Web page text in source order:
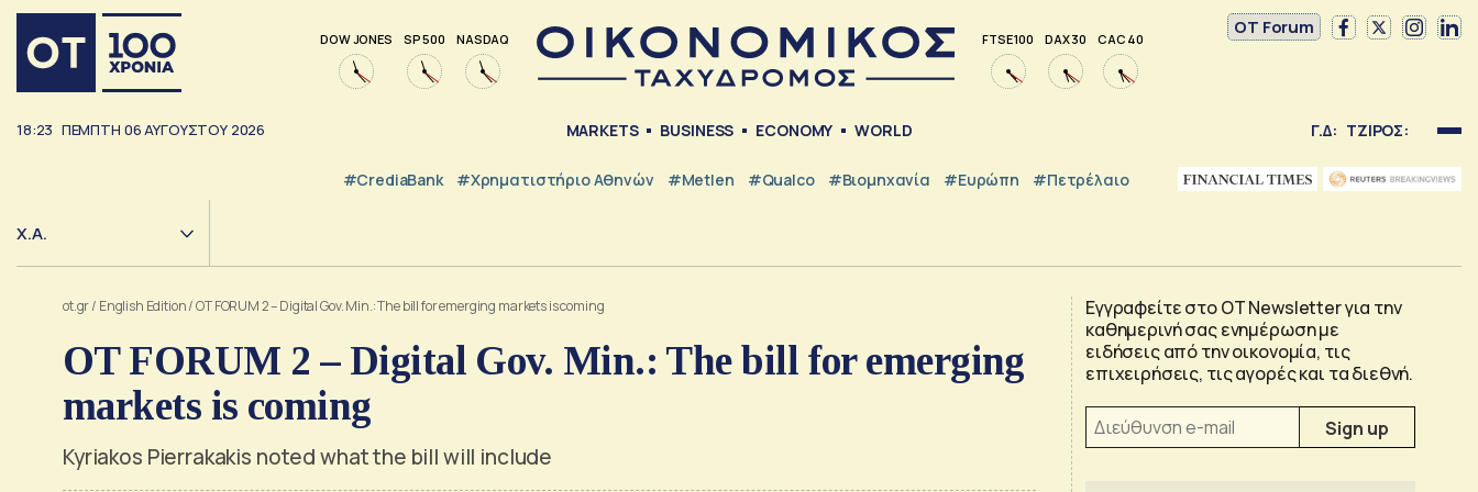
DOW JONES SP 500 NASDAQ FTSE 100 DAX 30 CAC 40
OT Forum
18:23 ΠΕΜΠΤΗ 06ΑΥΓΟΥΣΤΟΥ 2026 MARKETS BUSINESS ECONOMY WORLD Γ.Δ: ΤΖΙΡΟΣ:
#CrediaBank #Χρηματιστήριο Αθηνών #metlen #Qualco #Βιομηχανία #Ευρώπη #Πετρέλαιο
Χ.Α.
ot.gr/ English Edition/OT FORUM 2 – Digital Gov. Min.: The bill for emerging markets is coming
OT FORUM 2 – Digital Gov. Min.: The bill for emerging
markets is coming
Kyriakos Pierrakakis noted what the bill will include
Εγγραφείτε στο OT Newsletter για την
καθημερινή σας ενημέρωση με
ειδήσεις από την οικονομία, τις
επιχειρήσεις, τις αγορές και τα διεθνή.